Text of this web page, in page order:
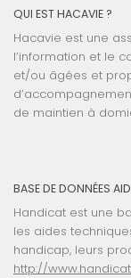
QUI EST HACAVIE ?
Hacavie est une
l’information et le
et/ou âgées et
de maintien à
BASE DE DONNÉES
Handicat est une
les aides
handicap, leurs
http://